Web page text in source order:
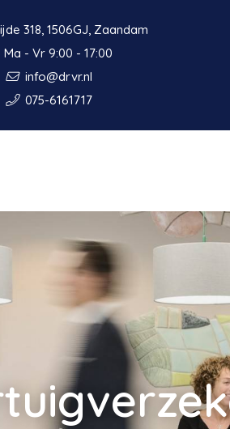
318, 1506GJ, Zaandam
Ma - Vr 9:00 - 17:00
info@drvr.nl
075-6161717